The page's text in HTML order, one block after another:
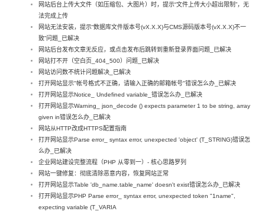
网站后台上传大文件（如压缩包、大图片）时，提示“文件上传大小超出限制”，无
法完成上传
网站无法安装，提示“数据库文件版本号(vX.X.X)与CMS源码版本号(vX.X.X)不一
致”问题_已解决
网站后台发布文章无反应，或点击发布后跳转到重新登录界面问题_已解决
网站打不开（空白页_404_500）问题_已解决
网站访问数不统计问题解决_已解决
打开网站显示"帐号格式不正确，请输入正确的邮箱帐号"错误怎么办_已解决
打开网站显示Notice_ Undefined variable_错误怎么办_已解决
打开网站显示Warning_ json_decode () expects parameter 1 to be string, array
given in错误怎么办_已解决
网站从HTTP改成HTTPS配置指南
打开网站显示Parse error_ syntax error, unexpected 'object' (T_STRING)错误怎
么办_已解决
企业网站建设完整流程（PHP 从零到一）- 核心思路罗列
网站一键修复：彻底清除恶意内容，恢复网站正常
打开网站显示Table 'db_name.table_name' doesn't exist错误怎么办_已解决
打开网站显示PHP Parse error_ syntax error, unexpected token "1name",
expecting variable (T_VARIA